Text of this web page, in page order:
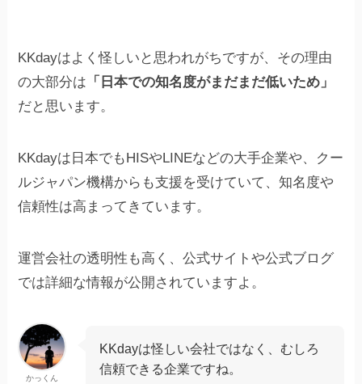
KKdayはよく怪しいと思われがちですが、その理由
の大部分は 「日本での知名度がまだまだ低いため」
だと思います。
KKdayは日本でもHISやLINEなどの大手企業や、クー
ルジャパン機構からも支援を受けていて、知名度や
信頼性は高まってきています。
運営会社の透明性も高く、公式サイトや公式ブログ
では詳細な情報が公開されていますよ。
かっくん
KKdayは怪しい会社ではなく、むしろ
信頼できる企業ですね。